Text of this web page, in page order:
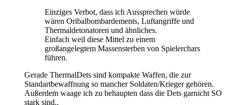
Einziges Verbot, dass ich Aussprechen würde
wären Oribalbombardements, Luftangriffe und
Thermaldetonatoren und ähnliches.
Einfach weil diese Mittel zu einem
großangelegtem Massensterben von Spielerchars
führen.
Gerade ThermalDets sind kompakte Waffen, die zur
Standartbewaffnung so mancher Soldaten/Krieger gehören.
Außerdem waage ich zu behaupten dass die Dets garnicht SO
stark sind..